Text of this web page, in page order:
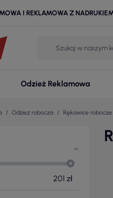
I REKLAMOWA Z
Odzież Reklamowa
Odzież robocza Rękawice robocze
201 zł